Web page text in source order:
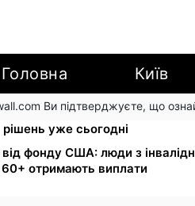
Головна Київ
Ви підтверджуєте, що
Тетяна Мостепан:
уже сьогодні
фонду США: люди з
60+ отримають виплати